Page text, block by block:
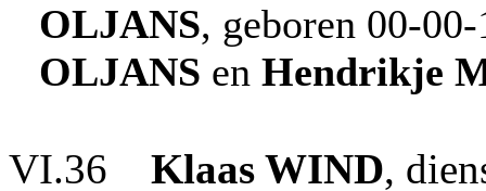
OLJANS, geboren 00-
OLJANS en Hendrikje
VI.36 Klaas WIND,